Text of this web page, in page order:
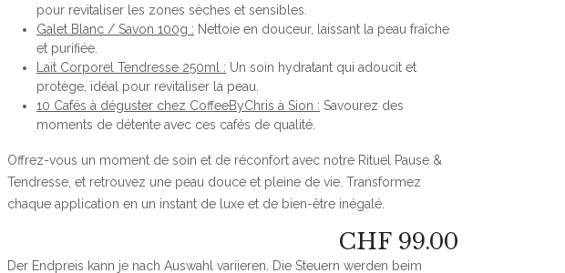
pour revitaliser les zones sèches et sensibles.
Galet Blanc / Savon 100g : Nettoie en douceur, laissant la peau fraîche
et purifiée.
Lait Corporel Tendresse 250ml : Un soin hydratant qui adoucit et
protège, idéal pour revitaliser la peau.
10 Cafés à déguster chez CoffeeByChris à Sion : Savourez des
moments de détente avec ces cafés de qualité.
Offrez-vous un moment de soin et de réconfort avec notre Rituel Pause &
Tendresse, et retrouvez une peau douce et pleine de vie. Transformez
chaque application en un instant de luxe et de bien-être inégalé.
CHF 99.00
Der Endpreis kann je nach Auswahl variieren. Die Steuern werden beim